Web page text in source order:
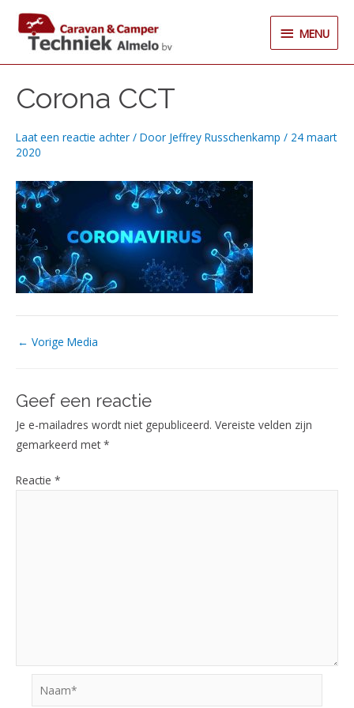
naar
inhoud
MENU
MENU
Corona CCT
Laat een reactie achter / Door Jeffrey Russchenkamp / 24 maart
2020
← Vorige Media
Geef een reactie
Je e-mailadres wordt niet gepubliceerd. Vereiste velden zijn
gemarkeerd met*
Reactie *